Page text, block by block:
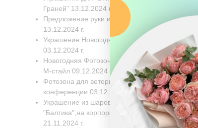
Граней" 13.12.2024 г.
Предложение руки и сердца
13.12.2024 г.
Украшение Новогодней елки
03.12.2024 г.
Новогодняя Фотозона для компании
М-стайл 09.12.2024 г.
Фотозона для ветеринарной
конференции 03.12.2024 г.
Украшение из шаров для завода
"Балтика",на корпоративный день
21.11.2024 г.